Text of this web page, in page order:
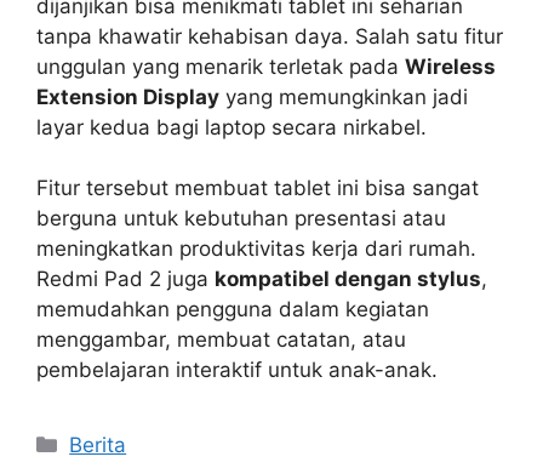
dijanjikan bisa menikmati tablet ini seharian
tanpa khawatir kehabisan daya. Salah satu fitur
unggulan yang menarik terletak pada Wireless
Extension Display yang memungkinkan jadi
layar kedua bagi laptop secara nirkabel.
Fitur tersebut membuat tablet ini bisa sangat
berguna untuk kebutuhan presentasi atau
meningkatkan produktivitas kerja dari rumah.
Redmi Pad 2 juga kompatibel dengan stylus,
memudahkan pengguna dalam kegiatan
menggambar, membuat catatan, atau
pembelajaran interaktif untuk anak-anak.
Categories
Berita